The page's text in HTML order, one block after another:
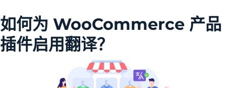
如何为 WooCommerce 产品
插件启用翻译？